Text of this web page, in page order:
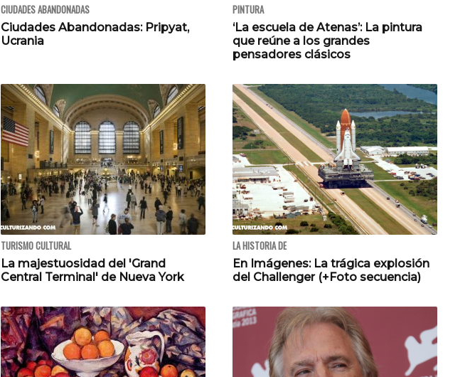
CIUDADES ABANDONADAS
Ciudades Abandonadas: Pripyat,
Ucrania
PINTURA
‘La escuela de Atenas’: La pintura
que reúne a los grandes
pensadores clásicos
TURISMO CULTURAL
La majestuosidad del 'Grand
Central Terminal' de Nueva York
LA HISTORIA DE
En Imágenes: La trágica explosión
del Challenger (+Foto secuencia)